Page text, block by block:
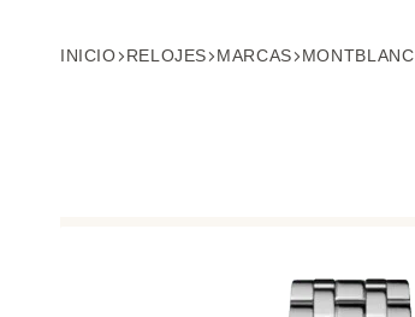
INICIO RELOJES MARCAS MONTBLANC